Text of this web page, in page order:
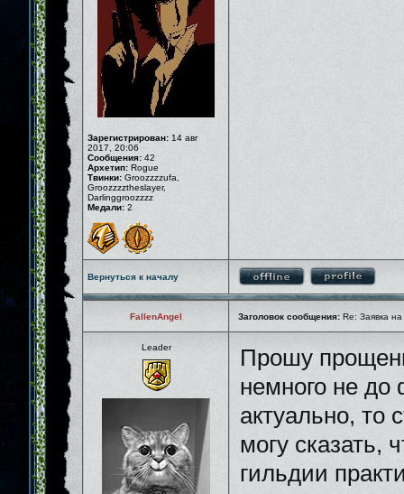
Зарегистрирован: 14 авг
2017, 20:06
Сообщения: 42
Архетип: Rogue
Твинки: Groozzzzufa,
Groozzzztheslayer,
Darlinggroozzzz
Медали: 2
Вернуться к началу
FallenAngel Заголовок сообщения: Re: Заявка
Leader
Прошу
немного не
актуально, то
могу сказать,
гильдии